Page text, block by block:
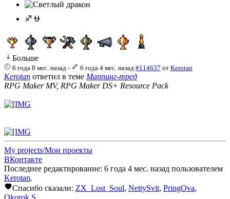
♐ ⛎
Больше
6 года 8 мес. назад - 6 года 4 мес. назад #114637 от Kerotan
Kerotan ответил в теме Маппинг-тред
RPG Maker MV, RPG Maker DS+ Resource Pack
My projects/Мои проекты
ВКонтакте
Последнее редактирование: 6 года 4 мес. назад пользователем
Kerotan.
Спасибо сказали: ZX_Lost_Soul, NettySvit, PringOva,
Okorok.S